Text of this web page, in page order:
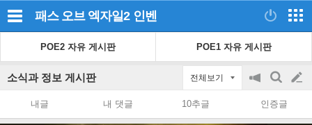
패스 오브 엑자일2 인벤
POE2 자유 게시판 POE1 자유 게시판
소식과 정보 게시판 전체보기
공
on/off
검
색
글
쓰
내글 내 댓글 10추글 인증글